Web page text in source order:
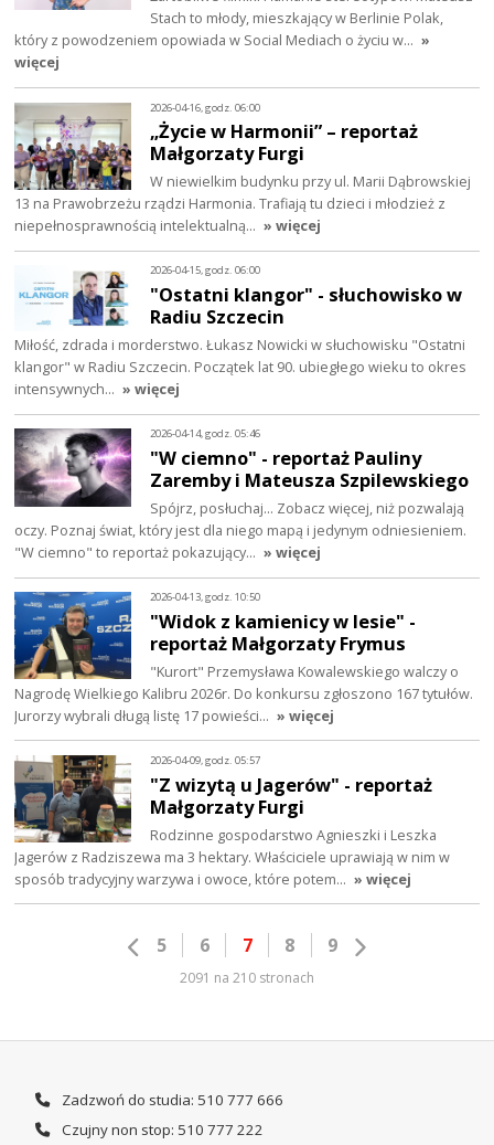
Stach to młody, mieszkający w Berlinie Polak,
który z powodzeniem opowiada w Social Mediach o życiu w… »
więcej
2026-04-16, godz. 06:00
„Życie w Harmonii” – reportaż
Małgorzaty Furgi
W niewielkim budynku przy ul. Marii Dąbrowskiej
13 na Prawobrzeżu rządzi Harmonia. Trafiają tu dzieci i młodzież z
niepełnosprawnością intelektualną… » więcej
2026-04-15, godz. 06:00
"Ostatni klangor" - słuchowisko w
Radiu Szczecin
Miłość, zdrada i morderstwo. Łukasz Nowicki w słuchowisku "Ostatni
klangor" w Radiu Szczecin. Początek lat 90. ubiegłego wieku to okres
intensywnych… » więcej
2026-04-14, godz. 05:46
"W ciemno" - reportaż Pauliny
Zaremby i Mateusza Szpilewskiego
Spójrz, posłuchaj… Zobacz więcej, niż pozwalają
oczy. Poznaj świat, który jest dla niego mapą i jedynym odniesieniem.
"W ciemno" to reportaż pokazujący… » więcej
2026-04-13, godz. 10:50
"Widok z kamienicy w lesie" -
reportaż Małgorzaty Frymus
"Kurort" Przemysława Kowalewskiego walczy o
Nagrodę Wielkiego Kalibru 2026r. Do konkursu zgłoszono 167 tytułów.
Jurorzy wybrali długą listę 17 powieści… » więcej
2026-04-09, godz. 05:57
"Z wizytą u Jagerów" - reportaż
Małgorzaty Furgi
Rodzinne gospodarstwo Agnieszki i Leszka
Jagerów z Radziszewa ma 3 hektary. Właściciele uprawiają w nim w
sposób tradycyjny warzywa i owoce, które potem… » więcej
5 6 7 8 9
2091 na 210 stronach
Zadzwoń do studia: 510 777 666
Czujny non stop: 510 777 222